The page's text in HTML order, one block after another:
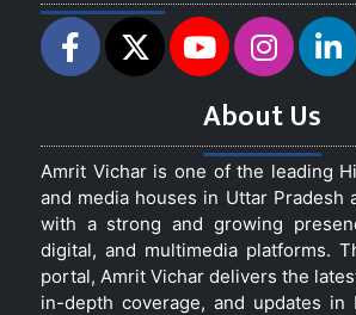
About Us
Amrit Vichar is one of the leading
and media houses in Uttar Pradesh
with a strong and growing
digital, and multimedia platforms.
portal, Amrit Vichar delivers the
in-depth coverage, and updates in